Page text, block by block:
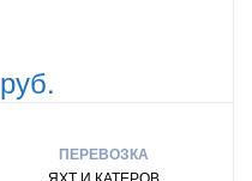
руб.
ПЕРЕВОЗКА
ЯХТ И КАТЕРОВ